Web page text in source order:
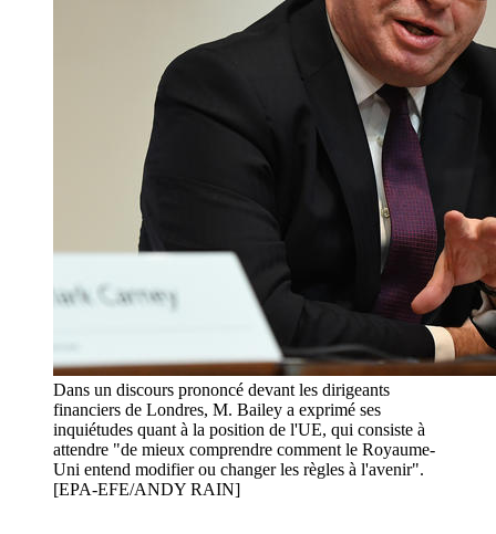
Dans un discours prononcé devant les dirigeants
financiers de Londres, M. Bailey a exprimé ses
inquiétudes quant à la position de l'UE, qui consiste à
attendre "de mieux comprendre comment le Royaume-
Uni entend modifier ou changer les règles à l'avenir".
[EPA-EFE/ANDY RAIN]